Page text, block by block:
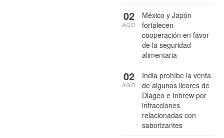
México y Japón
fortalecen
cooperación en favor
de la seguridad
alimentaria
02
AGO
India prohíbe la venta
de algunos licores de
Diageo e Inbrew por
infracciones
relacionadas con
saborizantes
02
AGO